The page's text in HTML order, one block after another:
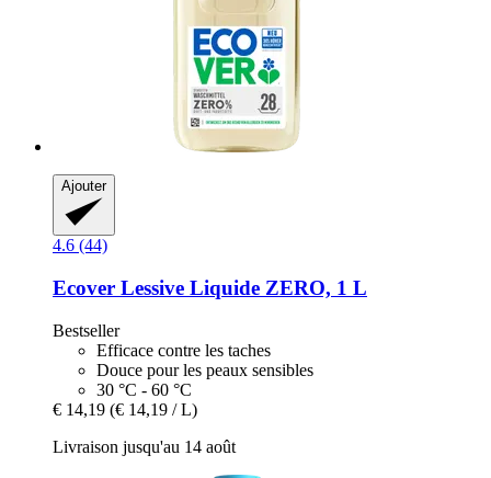
Ajouter
4.6 (44)
Ecover Lessive Liquide ZERO, 1 L
Bestseller
Efficace contre les taches
Douce pour les peaux sensibles
30 °C - 60 °C
€ 14,19 (€ 14,19 / L)
Livraison jusqu'au 14 août